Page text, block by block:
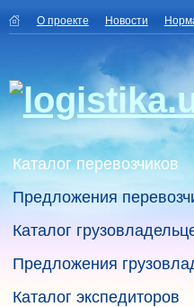
О проекте Новости
Каталог перевозчиков
Предложения
Каталог
Предложения
Каталог экспедиторов